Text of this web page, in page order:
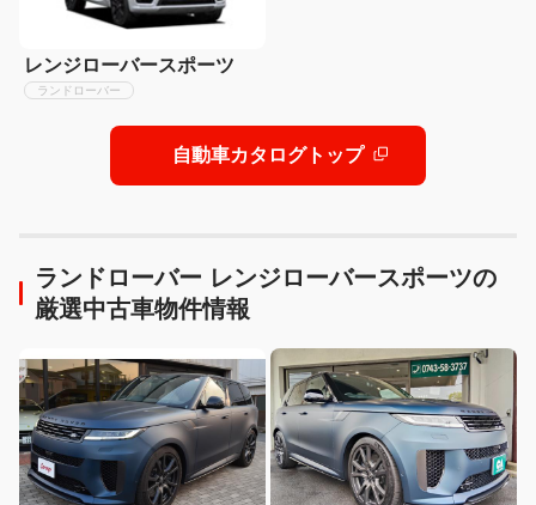
レンジローバースポーツ
ランドローバー
自動車カタログトップ
ランドローバー レンジローバースポーツの
厳選中古車物件情報